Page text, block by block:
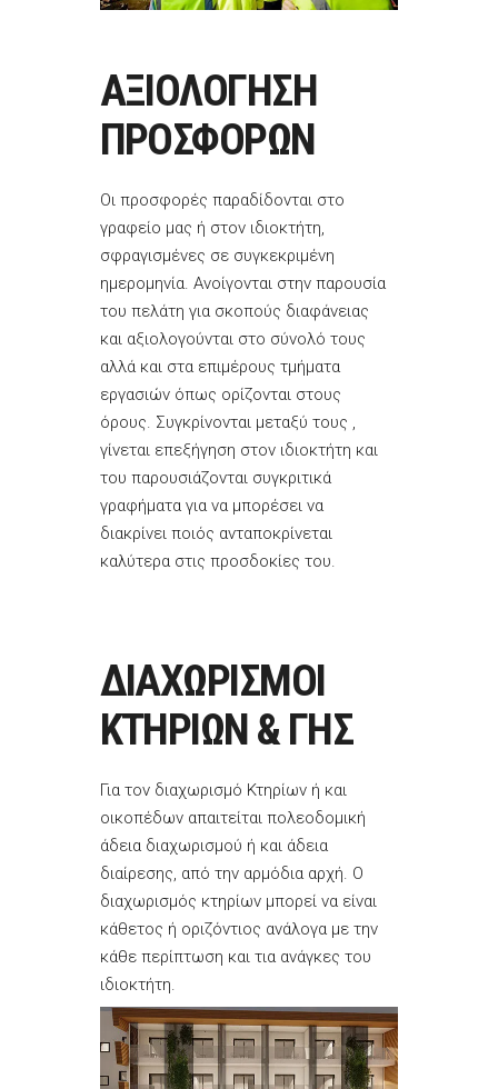
ΑΞΙΟΛΟΓΗΣΗ
ΠΡΟΣΦΟΡΩΝ
Οι προσφορές παραδίδονται στο
γραφείο μας ή στον ιδιοκτήτη,
σφραγισμένες σε συγκεκριμένη
ημερομηνία. Ανοίγονται στην παρουσία
του πελάτη για σκοπούς διαφάνειας
και αξιολογούνται στο σύνολό τους
αλλά και στα επιμέρους τμήματα
εργασιών όπως ορίζονται στους
όρους. Συγκρίνονται μεταξύ τους ,
γίνεται επεξήγηση στον ιδιοκτήτη και
του παρουσιάζονται συγκριτικά
γραφήματα για να μπορέσει να
διακρίνει ποιός ανταποκρίνεται
καλύτερα στις προσδοκίες του.
ΔΙΑΧΩΡΙΣΜΟΙ
ΚΤΗΡΙΩΝ & ΓΗΣ
Για τον διαχωρισμό Κτηρίων ή και
οικοπέδων απαιτείται πολεοδομική
άδεια διαχωρισμού ή και άδεια
διαίρεσης, από την αρμόδια αρχή. Ο
διαχωρισμός κτηρίων μπορεί να είναι
κάθετος ή οριζόντιος ανάλογα με την
κάθε περίπτωση και τια ανάγκες του
ιδιοκτήτη.